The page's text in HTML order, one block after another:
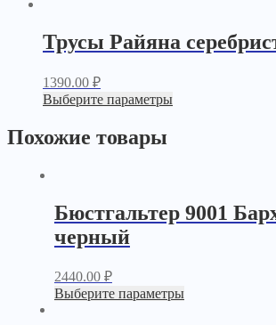
Трусы Райяна
1390.00 ₽
Выберите параметры
Похожие товары
Бюстгальтер 9001
черный
2440.00 ₽
Выберите параметры